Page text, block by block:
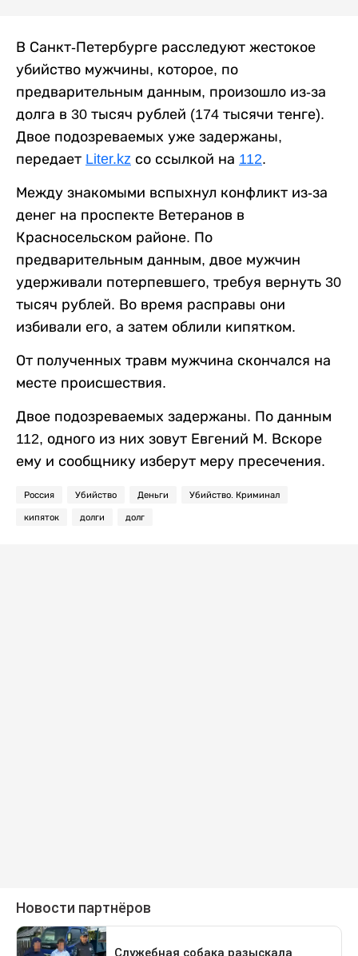
В Санкт-Петербурге расследуют жестокое
убийство мужчины, которое, по
предварительным данным, произошло из-за
долга в 30 тысяч рублей (174 тысячи тенге).
Двое подозреваемых уже задержаны,
передает Liter.kz со ссылкой на 112.
Между знакомыми вспыхнул конфликт из-за
денег на проспекте Ветеранов в
Красносельском районе. По
предварительным данным, двое мужчин
удерживали потерпевшего, требуя вернуть 30
тысяч рублей. Во время расправы они
избивали его, а затем облили кипятком.
От полученных травм мужчина скончался на
месте происшествия.
Двое подозреваемых задержаны. По данным
112, одного из них зовут Евгений М. Вскоре
ему и сообщнику изберут меру пресечения.
Россия Убийство Деньги Убийство. Криминал
кипяток долги долг